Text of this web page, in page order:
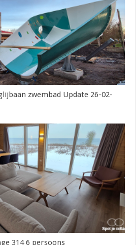
zwembad Update 26-02-
314 6 persoons